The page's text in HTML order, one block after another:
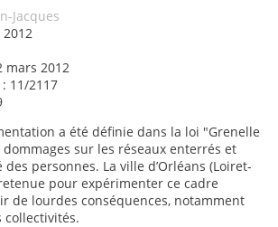
Jacques
mars 2012
11/2117
a été définie dans la loi "Grenelle
sur les réseaux enterrés et
personnes. La ville d’Orléans (Loiret-
pour expérimenter ce cadre
de lourdes conséquences, notamment
collectivités.